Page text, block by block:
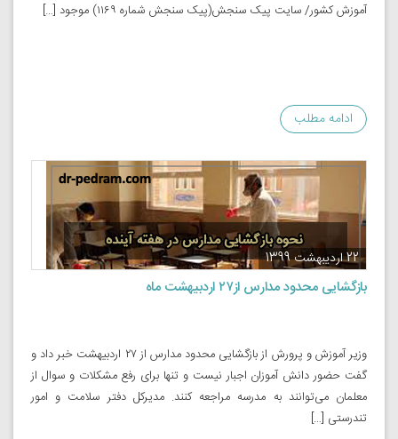
آموزش کشور/ سایت پیک سنجش(پیک سنجش شماره ۱۱۶۹) موجود […]
ادامه مطلب
22 اردیبهشت 1399
بازگشایی محدود مدارس از۲۷ اردبیهشت ماه
وزیر آموزش و پرورش از بازگشایی محدود مدارس از ۲۷ اردبیهشت خبر داد و
گفت حضور دانش ‌آموزان اجبار نیست و تنها برای رفع مشکلات و سوال از
معلمان می‌توانند به مدرسه مراجعه کنند. مدیرکل دفتر سلامت و امور
تندرستی […]